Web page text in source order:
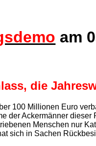
am
die
100 Millionen Euro
der Ackermänner
Menschen nur
sich in Sachen